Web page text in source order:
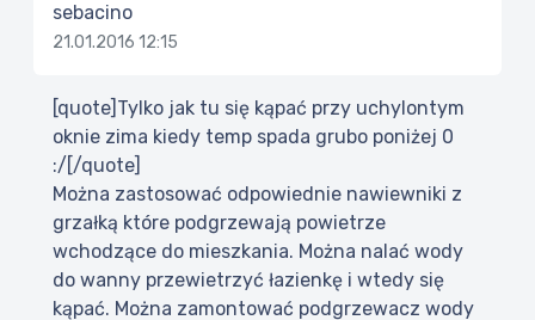
sebacino
21.01.2016 12:15
[quote]Tylko jak tu się kąpać przy uchylontym
oknie zima kiedy temp spada grubo poniżej 0
:/[/quote]
Można zastosować odpowiednie nawiewniki z
grzałką które podgrzewają powietrze
wchodzące do mieszkania. Można nalać wody
do wanny przewietrzyć łazienkę i wtedy się
kąpać. Można zamontować podgrzewacz wody